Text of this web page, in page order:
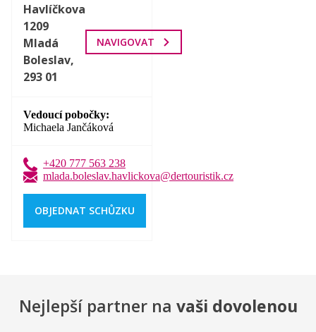
Havlíčkova
1209
Mladá
Boleslav,
293 01
NAVIGOVAT
Vedoucí pobočky
Michaela Jančáková
+420 777 563 238
mlada.boleslav.havlickova@dertouristik.cz
OBJEDNAT SCHŮZKU
Nejlepší partner na vaši dovolenou